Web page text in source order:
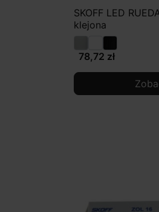
SKOFF LED
klejona
78,72 zł